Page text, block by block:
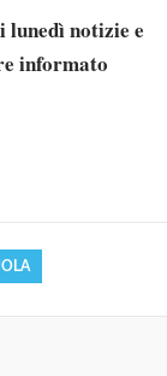
notizie e
informato